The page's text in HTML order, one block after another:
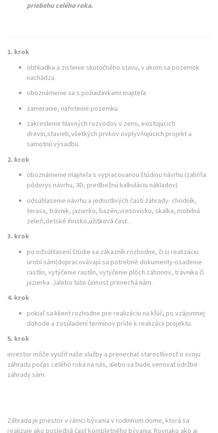
priebehu celého roka.
1. krok
obhliadka a zistenie skutočného stavu, v akom sa pozemok
nachádza.
oboznámenie sa s požiadavkami majiteľa
zameranie, nafotenie pozemku
zakreslenie hlavných rozvodov v zemi, existujúcich
drevín,stavieb,všetkých prvkov ovplyvňujúcich projekt a
samotnú výsadbu.
2. krok
oboznámenie majiteľa s vypracovanou štúdiou návrhu (zahŕňa
pôdorys návrhu, 3D, predbežnú kalkuláciu nákladov)
odsúhlasenie návrhu a jednotlivých častí záhrady- chodník,
terasa, trávnik, jazierko, bazén,vresovisko, skalka, mobilná
zeleň,detské ihrisko,úžitková časť...
3. krok
po odsúhlasení štúdie sa zákazník rozhodne, či si realizáciu
urobí sám(dopracovávajú sa potrebné dokumenty-osadenie
rastlín, vytýčenie rastlín, vytýčenie plôch záhonov, trávnika či
jazierka...)alebo túto činnosť prenechá nám.
4. krok
pokiaľ sa klient rozhodne pre realizáciu na kľúč, po vzájomnej
dohode a zosúladení termínov príde k realizácii projektu.
5. krok
investor môže využiť naše služby a prenechať starostlivosť o svoju
záhradu počas celého roka na nás, alebo sa bude venovať údržbe
záhrady sám.
Záhrada je priestor v rámci bývania v rodinnom dome, ktorá sa
realizuje ako posledná časť kompletného bývania. Rovnako ako aj